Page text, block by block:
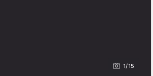
1/15